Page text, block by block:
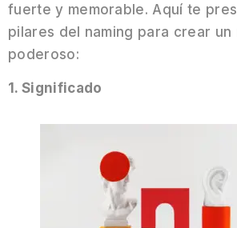
fuerte y memorable. Aquí te
pilares del naming para crear un
poderoso:
1. Significado